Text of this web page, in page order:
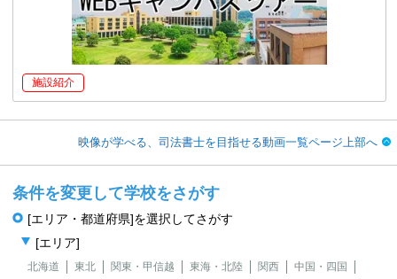
施設紹介
映像が学べる、司法書士を目指せる動画一覧ページ上部へ
条件を変更して学校をさがす
[エリア・都道府県]を選択してさがす
[エリア]
北海道 東北 関東・甲信越 東海・北陸 関西
中国・四国